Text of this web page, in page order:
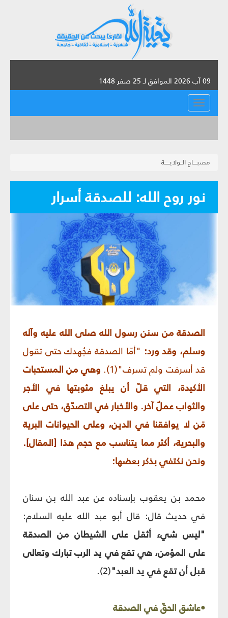
09 آب 2026 الموافق لـ 25 صفر 1448
القائمة
مصبــــاح الــولايـــــة
نور روح الله: للصدقة أسرار
الصدقة من سنن رسول الله صلى الله عليه وآله
وسلم، وقد ورد: "أمّا الصدقة فجُهدك حتى تقول
قد أسرفت ولم تسرف"(1).
وهي من المستحبات
الأكيدة، التي قلّ أن يبلغ مثوبتها في الأجر
والثواب عملٌ آخر. والأخبار في التصدّق، حتى على
مَن لا يوافقنا في الدين، وعلى الحيوانات البرية
والبحرية، أكثر مما يتناسب مع حجم هذا [المقال].
ونحن نكتفي بذكر بعضها:
محمد بن يعقوب بإسناده عن عبد الله بن سنان
في حديث قال: قال أبو عبد الله عليه السلام:
"ليس شيء أثقل على الشيطان من الصدقة
على المؤمن، هي تقع في يد الرب تبارك وتعالى
قبل أن تقع في يد العبد"(2).
•عاشق الحقّ في الصدقة